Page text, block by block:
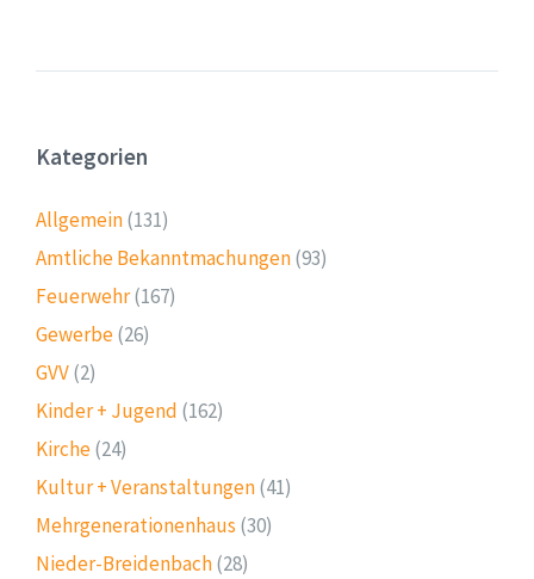
Kategorien
Allgemein(131)
Amtliche Bekanntmachungen(93)
Feuerwehr(167)
Gewerbe(26)
GVV(2)
Kinder + Jugend (162)
Kirche(24)
Kultur + Veranstaltungen(41)
Mehrgenerationenhaus (30)
Nieder-Breidenbach(28)